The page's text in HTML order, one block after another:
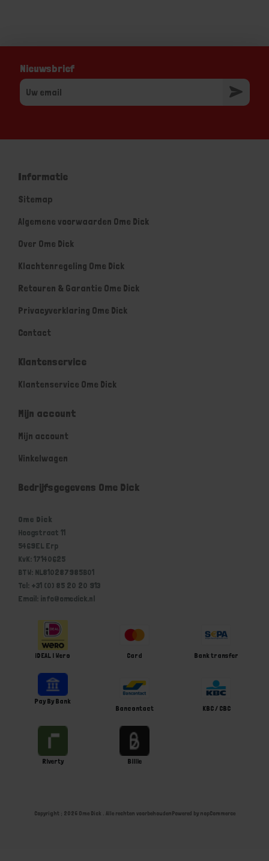
Nieuwsbrief
Informatie
Sitemap
Algemene voorwaarden Ome Dick
Over Ome Dick
Klachtenregeling Ome Dick
Retouren & Garantie Ome Dick
Privacyverklaring Ome Dick
Contact
Klantenservice
Klantenservice Ome Dick
Mijn account
Mijn account
Winkelwagen
Bedrijfsgegevens Ome Dick
Ome Dick
Hoogstraat 11
5469EL Erp
KvK: 17140625
BTW: NL810287985B01
Tel: +31 (0) 85 20 20 913
Email: info@omedick.nl
iDEAL | Wero Card Bank transfer
Pay By Bank
Bancontact
KBC / CBC
Riverty Billie
Copyright ; 2026 Ome Dick . Alle rechten voorbehoudenPowered by nopCommerce